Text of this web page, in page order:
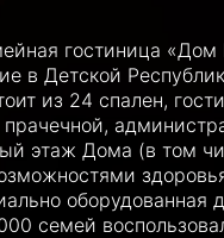
гостиница
в Детской
из 24 спален,
прачечной,
этаж Дома (в том
семей